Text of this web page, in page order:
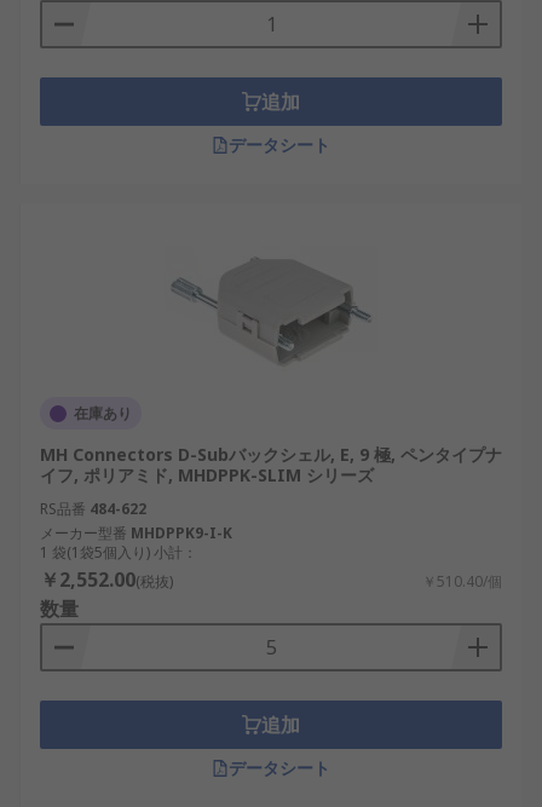
RS PRO: 汎用性が高く、標準的な用途に適した
ラインアップを提供。
MH Connectors: 様々なシェル構造やサイズに
対応した専門性の高い製品群を持ちます。
HARTING: 耐久性と高EMI対策に強みを持つ、
TE Connectivity: 幅広い接続部品群を有し、多
極化・高密度化に対応。
オムロン: 国内製造設備との親和性が高く、安
のさまざまな製造・電子・輸送分野における実装の
理解を深める助けとなります。正しいシェルの選定
と使い方は、信号品質の向上、メンテナンス効率の
改善、装置全体の信頼性向上に直結します。
D-subシェル・D-subバックシェル用
RSコンポーネントのご紹介
RSは、日本全国で使用されるD-subシェルの世界的
なサプライヤーとして認知されています。当社は、
日本の高い性能・信頼性基準を満たすD-subバック
追加
データシート
在庫あり
MH Connectors D-Subバックシェル, E, 9 極, ペンタイプナ
イフ, ポリアミド, MHDPPK-SLIM シリーズ
RS品番 484-622
メーカー型番 MHDPPK9-I-K
1 袋(1袋5個入り) 小計：
￥2,552.00(税抜) ￥510.40/個
数量
追加
データシート